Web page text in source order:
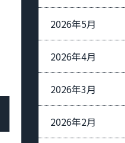
2026年5月
2026年4月
2026年3月
2026年2月